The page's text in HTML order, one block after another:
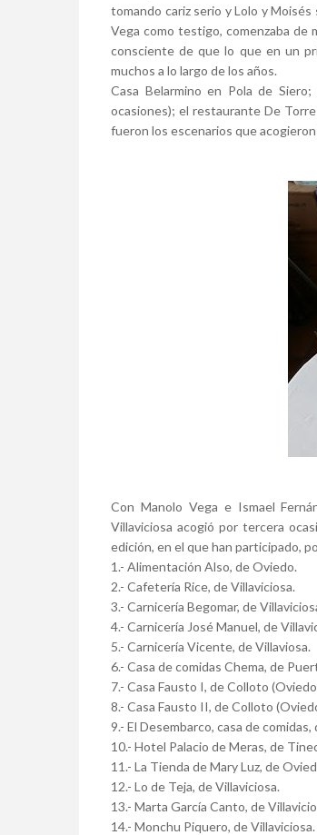
tomando cariz serio y Lolo y
Vega como testigo, comenzaba de
consciente de que lo que en un
muchos a lo largo de los años.
Casa Belarmino en Pola de
ocasiones); el restaurante De
fueron los escenarios que acogieron
Con Manolo Vega e Ismael
Villaviciosa acogió por tercera
edición, en el que han participado,
1.- Alimentación Also, de Oviedo.
2.- Cafetería Rice, de Villaviciosa.
3.- Carnicería Begomar, de
4.- Carnicería José Manuel, de
5.- Carnicería Vicente, de Villaviosa.
6.- Casa de comidas Chema, de
7.- Casa Fausto I, de Colloto
8.- Casa Fausto II, de Colloto
9.- El Desembarco, casa de comidas,
10.- Hotel Palacio de Meras, de
11.- La Tienda de Mary Luz, de
12.- Lo de Teja, de Villaviciosa.
13.- Marta García Canto, de
14.- Monchu Piquero, de Villaviciosa.